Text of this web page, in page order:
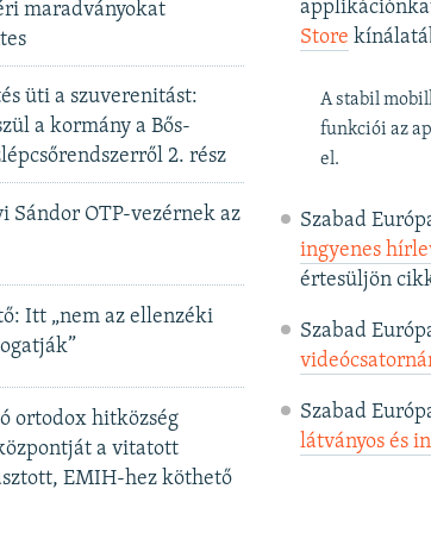
maradványokat
üti a szuverenitást:
a kormány a Bős-
2. rész
Sándor OTP-vezérnek az
Itt „nem az ellenzéki
ortodox hitközség
a vitatott
EMIH-hez köthető
Store
A stabil
funkciói az
el.
Szabad
ingyenes
értesüljön
Szabad
Szabad
látványos és